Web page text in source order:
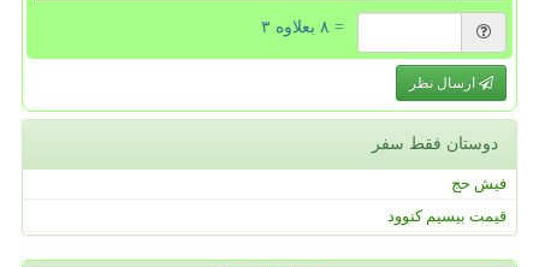
= ۸ بعلاوه ۳
ارسال نظر
دوستان فقط سفر
فیش حج
قیمت بیسیم کنوود